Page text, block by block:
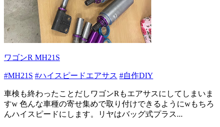
ワゴンR MH21S
#MH21S #ハイスピードエアサス #自作DIY
車検も終わったことだしワゴンRもエアサスにしてしまいま
すw 色んな車種の寄せ集めで取り付けできるようにwもちろ
んハイスピードにします。リヤはバッグ式プラス...